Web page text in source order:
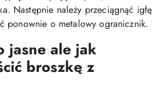
Następnie należy przeciągnąć igłę
ponownie o metalowy ogranicznik.
jasne ale jak
broszkę z